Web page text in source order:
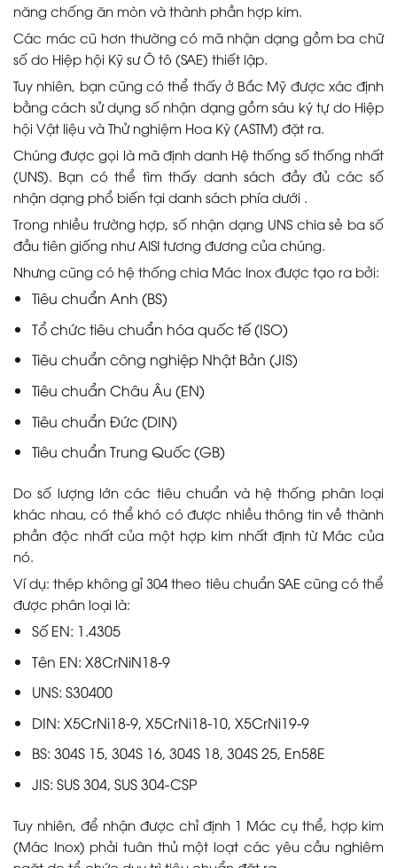
năng chống ăn mòn và thành phần hợp kim.
Các mác cũ hơn thường có mã nhận dạng gồm ba chữ
số do Hiệp hội Kỹ sư Ô tô (SAE) thiết lập.
Tuy nhiên, bạn cũng có thể thấy ở Bắc Mỹ được xác định
bằng cách sử dụng số nhận dạng gồm sáu ký tự do Hiệp
hội Vật liệu và Thử nghiệm Hoa Kỳ (ASTM) đặt ra.
Chúng được gọi là mã định danh Hệ thống số thống nhất
(UNS). Bạn có thể tìm thấy danh sách đầy đủ các số
nhận dạng phổ biến tại danh sách phía dưới .
Trong nhiều trường hợp, số nhận dạng UNS chia sẻ ba số
đầu tiên giống như AISI tương đương của chúng.
Nhưng cũng có hệ thống chia Mác Inox được tạo ra bởi:
Tiêu chuẩn Anh (BS)
Tổ chức tiêu chuẩn hóa quốc tế (ISO)
Tiêu chuẩn công nghiệp Nhật Bản (JIS)
Tiêu chuẩn Châu Âu (EN)
Tiêu chuẩn Đức (DIN)
Tiêu chuẩn Trung Quốc (GB)
Do số lượng lớn các tiêu chuẩn và hệ thống phân loại
khác nhau, có thể khó có được nhiều thông tin về thành
phần độc nhất của một hợp kim nhất định từ Mác của
nó.
Ví dụ: thép không gỉ 304 theo tiêu chuẩn SAE cũng có thể
được phân loại là:
Số EN: 1.4305
Tên EN: X8CrNiN18-9
UNS: S30400
DIN: X5CrNi18-9, X5CrNi18-10, X5CrNi19-9
BS: 304S 15, 304S 16, 304S 18, 304S 25, En58E
JIS: SUS 304, SUS 304-CSP
Tuy nhiên, để nhận được chỉ định 1 Mác cụ thể, hợp kim
(Mác Inox) phải tuân thủ một loạt các yêu cầu nghiêm